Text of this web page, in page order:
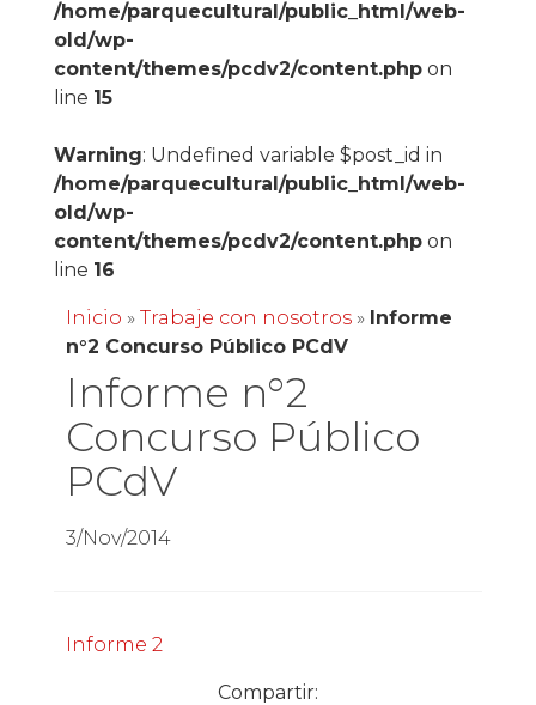
/home/parquecultural/public_html/web-
old/wp-
content/themes/pcdv2/content.phpon
line 15
Warning: Undefined variable $post_id in
/home/parquecultural/public_html/web-
old/wp-
content/themes/pcdv2/content.phpon
line 16
Inicio » Trabaje con nosotros» Informe
n°2 Concurso Público PCdV
Informe n°2
Concurso Público
PCdV
3/Nov/2014
Informe 2
Compartir: